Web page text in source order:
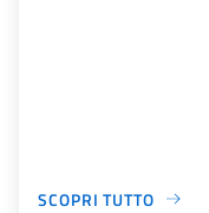
SCOPRI TUTTO